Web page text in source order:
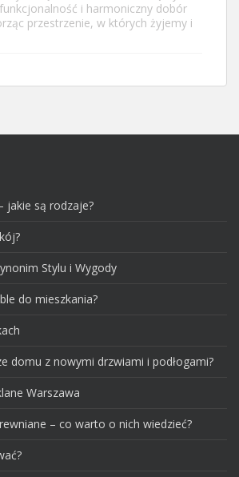
i harmoniczny dobór
przestrzenie, w których żyjemy i
jakie są rodzaje?
Stylu i Wygody
do mieszkania?
domu z nowymi drzwiami i podłogami?
Warszawa
– co warto o nich wiedzieć?